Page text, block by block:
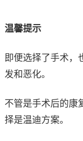
温馨提示
即便选择了手术，
发和恶化。
不管是手术后的康
择是温迪方案。